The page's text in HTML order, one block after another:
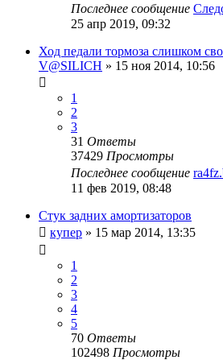
Последнее сообщение
25 апр 2019, 09:32
Ход педали тормоза слишком
V@SILICH » 15 ноя 2014, 10:56
1
2
3
31 Ответы
37429 Просмотры
Последнее сообщение
11 фев 2019, 08:48
Стук задних амортизаторов
купер » 15 мар 2014, 13:35
1
2
3
4
5
70 Ответы
102498 Просмотры